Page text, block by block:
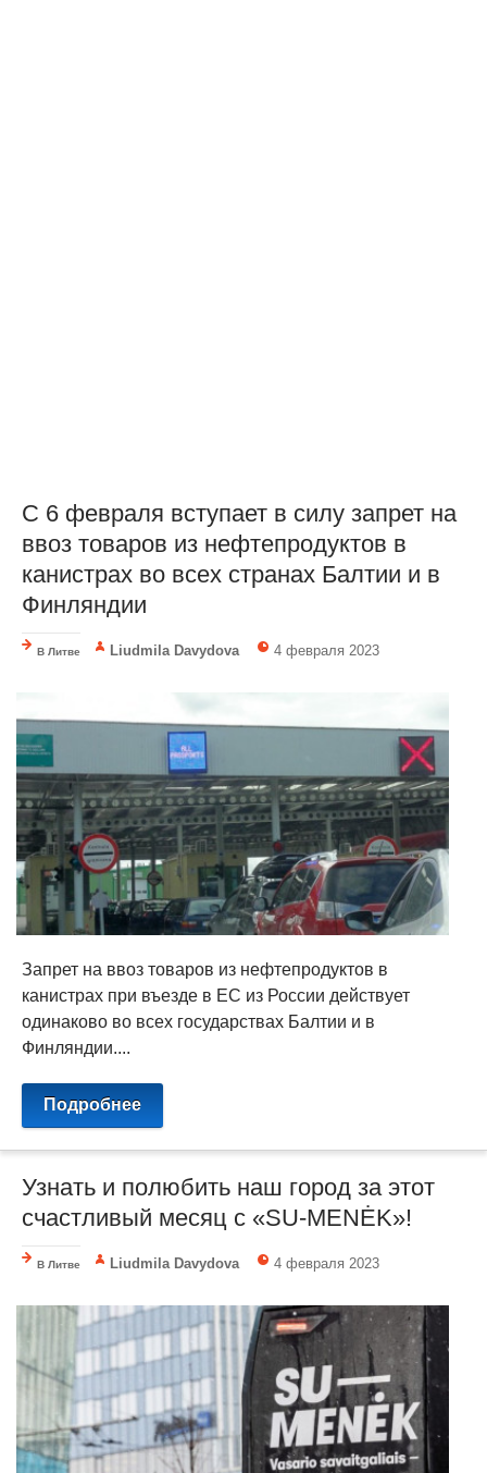
С 6 февраля вступает в силу запрет на
ввоз товаров из нефтепродуктов в
канистрах во всех странах Балтии и в
Финляндии
В Литве Liudmila Davydova 4 февраля 2023
Запрет на ввоз товаров из нефтепродуктов в
канистрах при въезде в ЕС из России действует
одинаково во всех государствах Балтии и в
Финляндии....
Подробнее
Узнать и полюбить наш город за этот
счастливый месяц с «SU-MENĖK»!
В Литве Liudmila Davydova 4 февраля 2023